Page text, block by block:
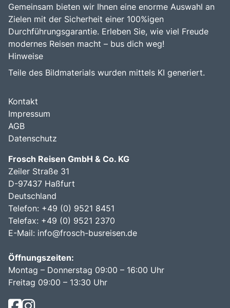
Gemeinsam bieten wir Ihnen eine enorme Auswahl an
Zielen mit der Sicherheit einer 100%igen
Durchführungsgarantie. Erleben Sie, wie viel Freude
modernes Reisen macht – bus dich weg!
Hinweise
Teile des Bildmaterials wurden mittels KI generiert.
Kontakt
Impressum
AGB
Datenschutz
Frosch Reisen GmbH & Co. KG
Zeiler Straße 31
D-97437 Haßfurt
Deutschland
Telefon: +49 (0) 9521 8451
Telefax: +49 (0) 9521 2370
E-Mail: info@frosch-busreisen.de
Öffnungszeiten:
Montag – Donnerstag 09:00 – 16:00 Uhr
Freitag 09:00 – 13:30 Uhr